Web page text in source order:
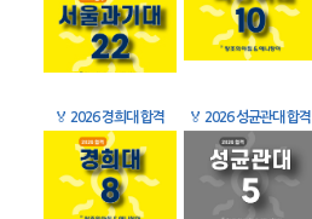
🏅 2026 경희대 합격 🏅 2026 성균관대 합격